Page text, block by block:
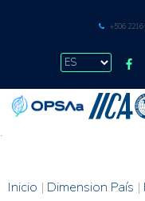
+506 2216
.
Inicio | Dimension País |